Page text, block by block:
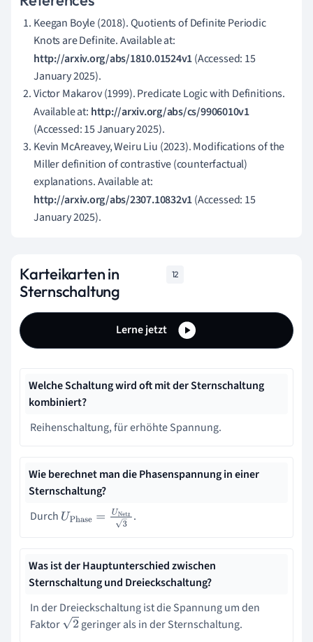
Keegan Boyle (2018). Quotients of Definite Periodic
Knots are Definite. Available at:
http://arxiv.org/abs/1810.01524v1(Accessed: 15
January 2025).
Victor Makarov (1999). Predicate Logic with Definitions.
Available at: http://arxiv.org/abs/cs/9906010v1
(Accessed: 15 January 2025).
Kevin McAreavey, Weiru Liu (2023). Modifications of the
Miller definition of contrastive (counterfactual)
explanations. Available at:
http://arxiv.org/abs/2307.10832v1(Accessed: 15
January 2025).
Karteikarten in
Sternschaltung
12
Lerne jetzt
Welche Schaltung wird oft mit der Sternschaltung
kombiniert?
Reihenschaltung, für erhöhte Spannung.
Wie berechnet man die Phasenspannung in einer
Sternschaltung?
Durch UPhase =U Netz3.
Was ist der Hauptunterschied zwischen
Sternschaltung und Dreieckschaltung?
In der Dreieckschaltung ist die Spannung um den
Faktor2 geringer als in der Sternschaltung.